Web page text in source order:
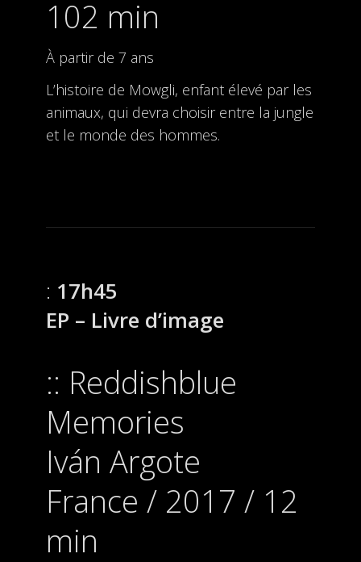
102 min
À partir de 7 ans
L’histoire de Mowgli, enfant élevé par les
animaux, qui devra choisir entre la jungle
et le monde des hommes.
17h45
EP – Livre d’image
Reddishblue
Memories
Iván Argote
France / 2017 / 12
min